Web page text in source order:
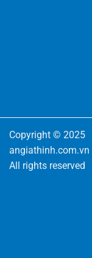
Copyright © 2025
angiathinh.com.vn
All rights reserved